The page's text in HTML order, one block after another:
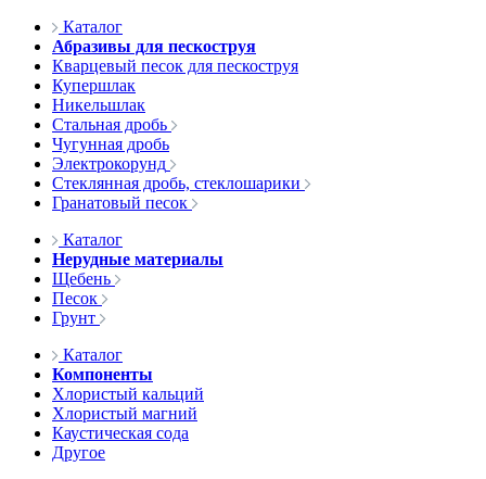
Каталог
Абразивы для пескоструя
Кварцевый песок для пескоструя
Купершлак
Никельшлак
Стальная дробь
Чугунная дробь
Электрокорунд
Стеклянная дробь, стеклошарики
Гранатовый песок
Каталог
Нерудные материалы
Щебень
Песок
Грунт
Каталог
Компоненты
Хлористый кальций
Хлористый магний
Каустическая сода
Другое